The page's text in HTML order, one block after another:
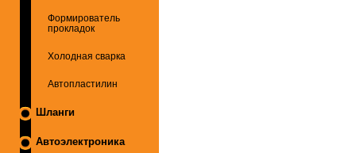
Формирователь
прокладок
Холодная сварка
Автопластилин
Шланги
Автоэлектроника